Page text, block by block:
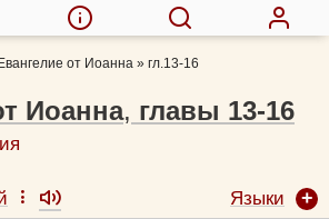
Евангелие от Иоанна » гл.13-16
Иоанна, главы 13-16
Болгарский, блж.
Языки